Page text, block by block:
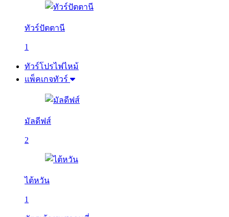
ทัวร์ปัตตานี
1
ทัวร์โปรไฟไหม้
แพ็คเกจทัวร์
มัลดีฟส์
2
ไต้หวัน
1